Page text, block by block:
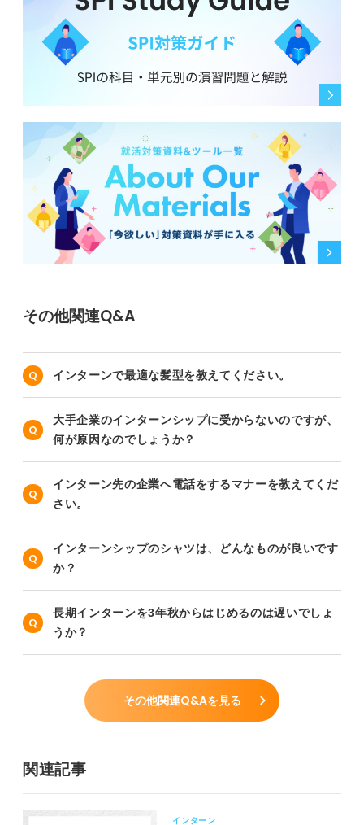
その他関連Q&A
インターンで最適な髪型を教えてください。
大手企業のインターンシップに受からないのですが、
何が原因なのでしょうか？
インターン先の企業へ電話をするマナーを教えてくだ
さい。
インターンシップのシャツは、どんなものが良いです
か？
長期インターンを3年秋からはじめるのは遅いでしょ
うか？
その他関連Q&Aを見る
関連記事
インターン